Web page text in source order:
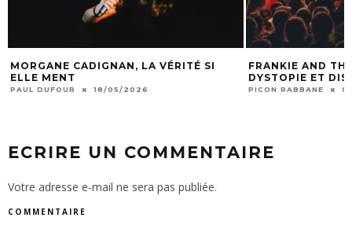
MORGANE CADIGNAN, LA VÉRITÉ SI
ELLE MENT
PAUL DUFOUR 18/05/2026
FRANKIE AND
DYSTOPIE ET
PICON RABBANE
ECRIRE UN COMMENTAIRE
Votre adresse e-mail ne sera pas publiée.
COMMENTAIRE